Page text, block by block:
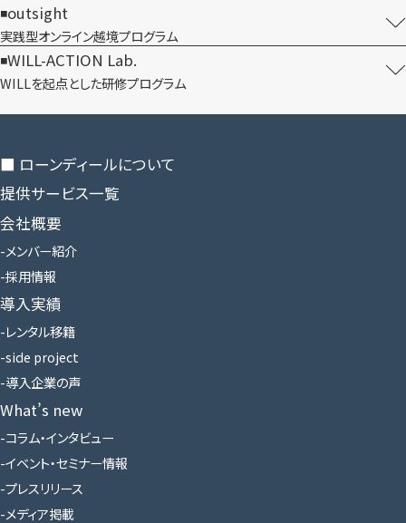
outsight
実践型オンライン​越境プログラム
WILL-ACTION Lab.
WILLを​起点とした​研修プログラム
■ ローンディールに​ついて
提供サービス一覧
会社概要
メンバー紹介
採用情報
導入実績
レンタル移籍
side project
導入企業の声
What’s new
コラム・インタビュー
イベント・セミナー情報
プレスリリース
メディア掲載